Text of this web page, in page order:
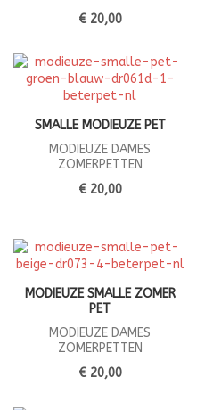
€ 20,00
SMALLE MODIEUZE PET
MODIEUZE DAMES
ZOMERPETTEN
€ 20,00
MODIEUZE SMALLE ZOMER
PET
MODIEUZE DAMES
ZOMERPETTEN
€ 20,00